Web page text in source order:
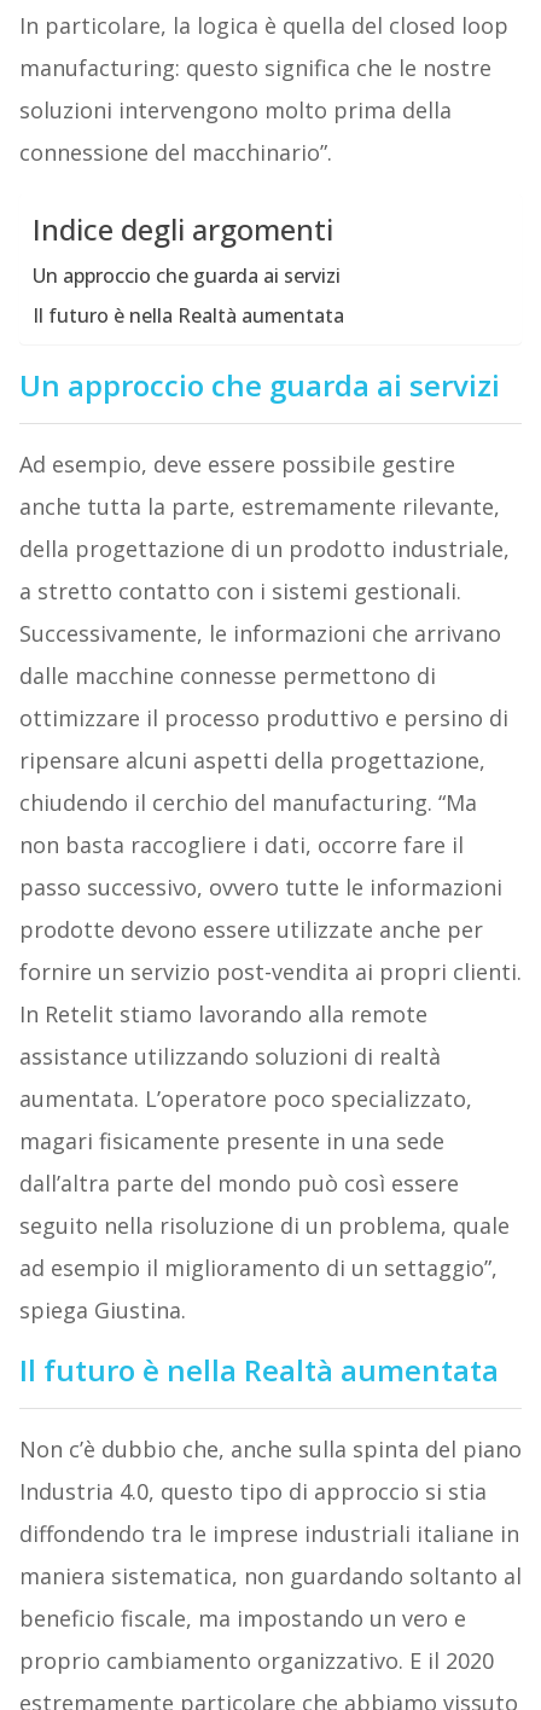
In particolare, la logica è quella del closed loop
manufacturing: questo significa che le nostre
soluzioni intervengono molto prima della
connessione del macchinario”.
Indice degli argomenti
Un approccio che guarda ai servizi
Il futuro è nella Realtà aumentata
Un approccio che guarda ai servizi
Ad esempio, deve essere possibile gestire
anche tutta la parte, estremamente rilevante,
della progettazione di un prodotto industriale,
a stretto contatto con i sistemi gestionali.
Successivamente, le informazioni che arrivano
dalle macchine connesse permettono di
ottimizzare il processo produttivo e persino di
ripensare alcuni aspetti della progettazione,
chiudendo il cerchio del manufacturing. “Ma
non basta raccogliere i dati, occorre fare il
passo successivo, ovvero tutte le informazioni
prodotte devono essere utilizzate anche per
fornire un servizio post-vendita ai propri clienti.
In Retelit stiamo lavorando alla remote
assistance utilizzando soluzioni di realtà
aumentata. L’operatore poco specializzato,
magari fisicamente presente in una sede
dall’altra parte del mondo può così essere
seguito nella risoluzione di un problema, quale
ad esempio il miglioramento di un settaggio”,
spiega Giustina.
Il futuro è nella Realtà aumentata
Non c’è dubbio che, anche sulla spinta del piano
Industria 4.0, questo tipo di approccio si stia
diffondendo tra le imprese industriali italiane in
maniera sistematica, non guardando soltanto al
beneficio fiscale, ma impostando un vero e
proprio cambiamento organizzativo. E il 2020
estremamente particolare che abbiamo vissuto